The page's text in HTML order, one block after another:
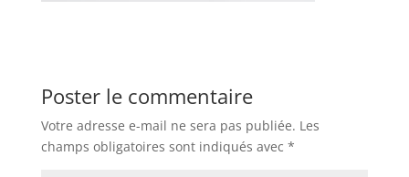
Poster le commentaire
Votre adresse e-mail ne sera pas publiée. Les
champs obligatoires sont indiqués avec *